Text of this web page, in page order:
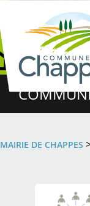
MAIRIE DE CHAPPES